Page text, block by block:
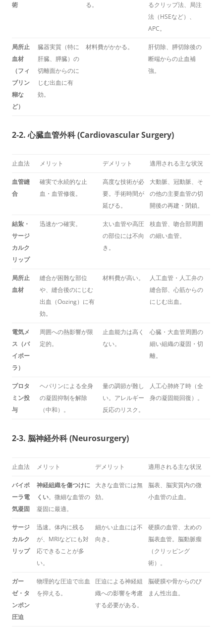
術
る。
るクリップ法、局注
法（HSEなど）、
APC。
局所止
血材
（フィ
ブリン
糊な
ど）
臓器実質（特に
肝臓、膵臓）の
切離面からのに
じむ出血に有
効。
材料費がかかる。
肝切除、膵切除後の
断端からの止血補
強。
2-2. 心臓血管外科 (Cardiovascular Surgery)
止血法 メリット デメリット 適用される主な状況
血管縫
合
確実で永続的な止
血・血管修復。
高度な技術が必
要。手術時間が
延びる。
大動脈、冠動脈、そ
の他の主要血管の切
開後の再建・閉鎖。
結紮・
サージ
カルク
リップ
迅速かつ確実。
太い血管や高圧
の部位には不向
き。
枝血管、吻合部周囲
の細い血管。
局所止
血材
縫合が困難な部位
や、縫合後のにじむ
出血（Oozing）に有
効。
材料費が高い。
人工血管・人工弁の
縫合部、心筋からの
にじむ出血。
電気メ
ス（バ
イポー
ラ）
周囲への熱影響が限
定的。
止血能力は高く
ない。
心臓・大血管周囲の
細い組織の凝固・切
離。
プロタ
ミン投
与
ヘパリンによる全身
の凝固抑制を解除
（中和）。
量の調節が難し
い。アレルギー
反応のリスク。
人工心肺終了時（全
身の凝固能回復）。
2-3. 脳神経外科 (Neurosurgery)
止血法 メリット デメリット 適用される主な状況
バイポ
ーラ電
気凝固
神経組織を傷つけに
くい。微細な血管の
凝固に最適。
大きな血管には無
効。
脳表、脳実質内の微
小血管の止血。
サージ
カルク
リップ
迅速。体内に残る
が、MRIなどにも対
応できることが多
い。
細かい止血には不
向き。
硬膜の血管、太めの
脳表血管。脳動脈瘤
（クリッピング
術）。
ガー
ゼ・タ
ンポン
圧迫
物理的な圧迫で出血
を抑える。
圧迫による神経組
織への影響を考慮
する必要がある。
脳硬膜や骨からのび
まん性出血。